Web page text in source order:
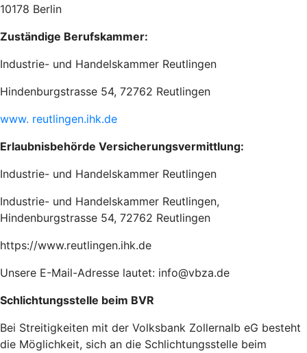
10178 Berlin
Zuständige Berufskammer:
Industrie- und Handelskammer Reutlingen
Hindenburgstrasse 54, 72762 Reutlingen
www. reutlingen.ihk.de
Erlaubnisbehörde Versicherungsvermittlung:
Industrie- und Handelskammer Reutlingen
Industrie- und Handelskammer Reutlingen,
Hindenburgstrasse 54, 72762 Reutlingen
https://www.reutlingen.ihk.de
Unsere E-Mail-Adresse lautet: info@vbza.de
Schlichtungsstelle beim BVR
Bei Streitigkeiten mit der Volksbank Zollernalb eG besteht
die Möglichkeit, sich an die Schlichtungsstelle beim